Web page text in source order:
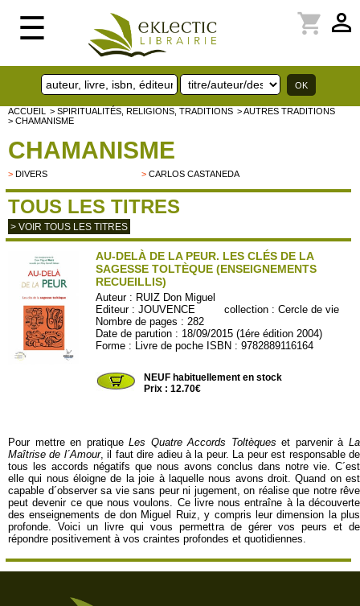
☰ perm_identity
shopping_cart
ACCUEIL > SPIRITUALITÉS, RELIGIONS, TRADITIONS > AUTRES TRADITIONS
> CHAMANISME
CHAMANISME
> DIVERS >CARLOS CASTANEDA
TOUS LES TITRES
> VOIR TOUS LES TITRES
AU-DELÀ DE LA PEUR. LES CLÉS DE LA
SAGESSE TOLTÈQUE (ENSEIGNEMENTS
RECUEILLIS)
Auteur : RUIZ Don Miguel
Editeur :JOUVENCE collection :Cercle de vie
Nombre de pages : 282
Date de parution : 18/09/2015 (1ére édition 2004)
Forme : Livre de poche ISBN : 9782889116164
NEUF habituellement en stock
Prix : 12.70€
Pour mettre en pratiqueLes Quatre Accords Toltèques et parvenir àLa
Maîtrise de l´Amour, il faut dire adieu à la peur. La peur est responsable de
tous les accords négatifs que nous avons conclus dans notre vie. C´est
elle qui nous éloigne de la joie à laquelle nous avons droit. Quand on est
capable d´observer sa vie sans peur ni jugement, on réalise que notre rêve
peut devenir ce que nous voulons. Ce livre nous entraîne à la découverte
des enseignements de don Miguel Ruiz, y compris leur dimension la plus
profonde. Voici un livre qui vous permettra de gérer vos peurs et de
répondre positivement à vos craintes profondes et quotidiennes.